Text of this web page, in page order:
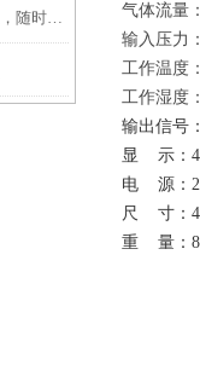
便携臭氧检测仪：小巧轻便，随时随地守护您的呼吸环境
气体流量
输入压力
工作温度
工作湿度
输出信号
显
示：
电
源：
尺
寸：
重
量：